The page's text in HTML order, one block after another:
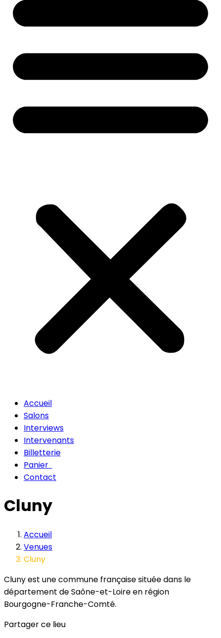
Accueil
Salons
Interviews
Intervenants
Billetterie
Panier
Contact
Cluny
Accueil
Venues
Cluny
Cluny est une commune française située dans le
département de Saône-et-Loire en région
Bourgogne-Franche-Comté.
Partager ce lieu